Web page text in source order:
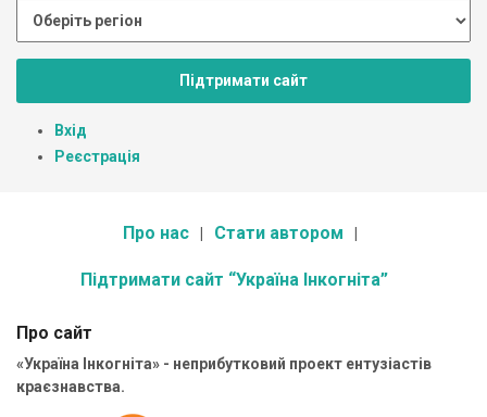
Підтримати сайт
Вхід
Реєстрація
Про нас Стати автором
Підтримати сайт “Україна Інкогніта”
Про сайт
«Україна Інкогніта» - неприбутковий проект ентузіастів
краєзнавства.